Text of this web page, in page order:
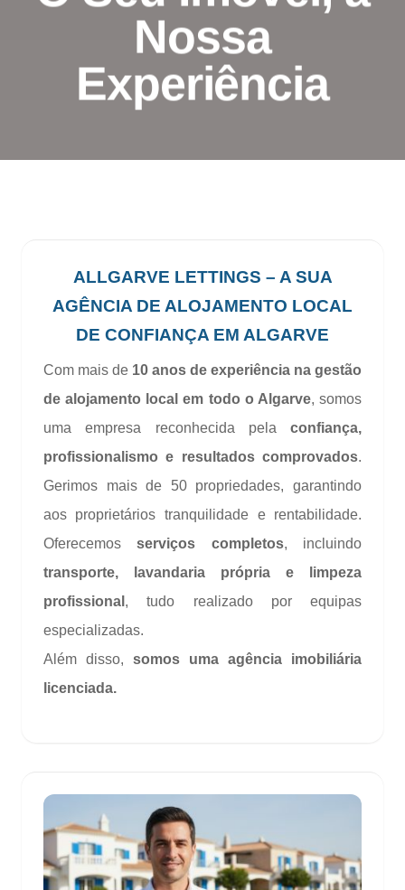
Nossa
Experiência
ALLGARVE LETTINGS – A SUA
AGÊNCIA DE ALOJAMENTO LOCAL
DE CONFIANÇA EM ALGARVE
Com mais de 10 anos de experiência na gestão
de alojamento local em todo o Algarve, somos
uma empresa reconhecida pelaconfiança,
profissionalismo e resultados comprovados.
Gerimos mais de 50 propriedades, garantindo
aos proprietários tranquilidade e rentabilidade.
Oferecemosserviços completos, incluindo
transporte, lavandaria própria e limpeza
profissional , tudo realizado por equipas
especializadas.
Além disso, somos uma agência imobiliária
licenciada.